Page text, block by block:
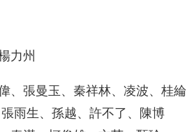
力州
、張曼玉、秦祥林、凌波、桂綸
雨生、孫越、許不了、陳博